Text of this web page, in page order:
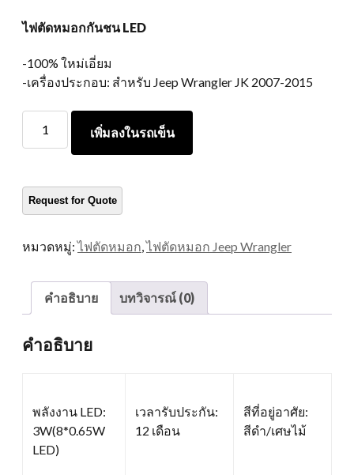
ไฟตัดหมอกกันชน LED
-100% ใหม่เอี่ยม
-เครื่องประกอบ: สำหรับ Jeep Wrangler JK 2007-2015
LED
ปริมาณ
เพิ่มลงในรถเข็น
หมวดหมู่:ไฟตัดหมอก ,ไฟตัดหมอก Jeep Wrangler
คำอธิบาย บทวิจารณ์ (0)
คำอธิบาย
พลังงาน LED:
3W(8*0.65W
LED)
เวลารับประกัน:
12 เดือน
สีที่อยู่อาศัย:
สีดำ/เศษไม้